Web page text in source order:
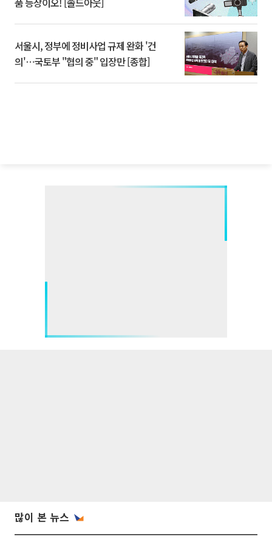
서울시, 정부에 정비사업 규제 완화 '건
의'⋯국토부 "협의 중" 입장만 [종합]
많이 본 뉴스